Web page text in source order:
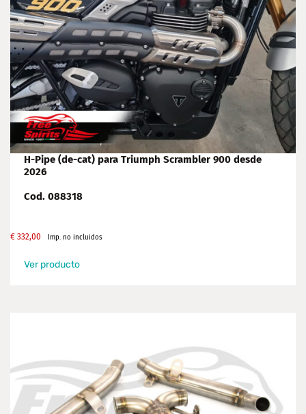
H-Pipe (de-cat) para Triumph Scrambler 900 desde
2026
Cod. 088318
€ 332,00 Imp. no incluidos
Ver producto